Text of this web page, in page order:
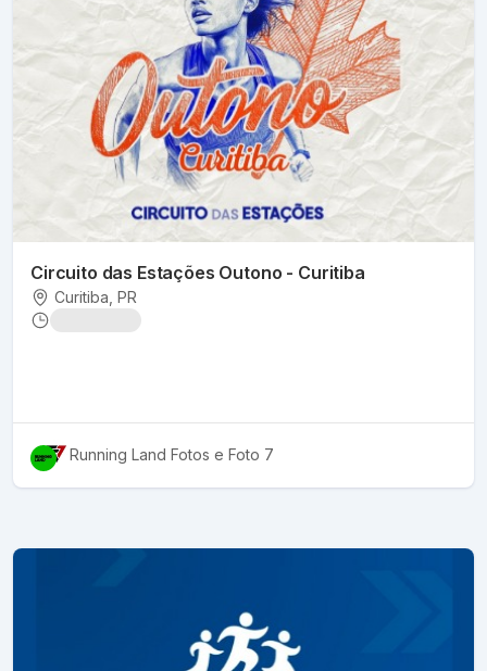
Circuito das Estações Outono - Curitiba
Curitiba , PR
Running Land Fotos e Foto 7